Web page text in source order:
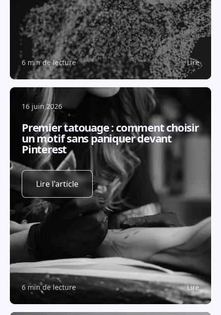
6 min de lecture Lire
16 juin 2026
Premier tatouage : comment choisir
un motif sans paniquer devant
Pinterest
Lire l'article
6 min de lecture Lire